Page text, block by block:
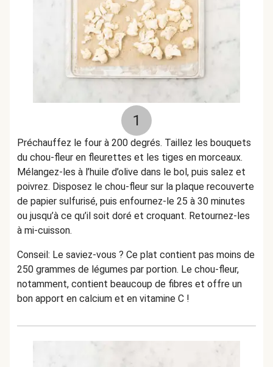
1
Préchauffez le four à 200 degrés. Taillez les bouquets
du chou-fleur en fleurettes et les tiges en morceaux.
Mélangez-les à l’huile d’olive dans le bol, puis salez et
poivrez. Disposez le chou-fleur sur la plaque recouverte
de papier sulfurisé, puis enfournez-le 25 à 30 minutes
ou jusqu’à ce qu’il soit doré et croquant. Retournez-les
à mi-cuisson.
Conseil: Le saviez-vous ? Ce plat contient pas moins de
250 grammes de légumes par portion. Le chou-fleur,
notamment, contient beaucoup de fibres et offre un
bon apport en calcium et en vitamine C !